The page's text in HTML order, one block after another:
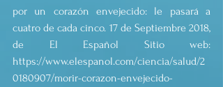
por un corazón envejecido: le pasará a
cuatro de cada cinco. 17 de Septiembre 2018,
de El Español Sitio web:
https://www.elespanol.com/ciencia/salud/2
0180907/morir-corazon-envejecido-